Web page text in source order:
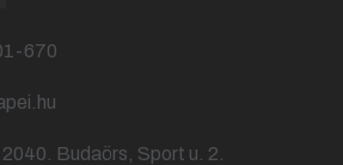
670
Budaörs, Sport u. 2.